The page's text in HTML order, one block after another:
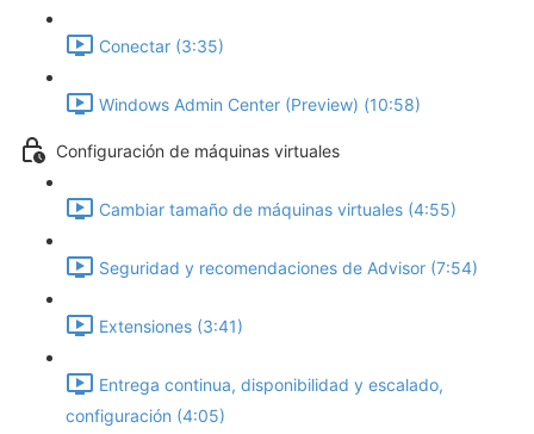
Conectar (3:35)
Windows Admin Center (Preview) (10:58)
Configuración de máquinas virtuales
Cambiar tamaño de máquinas virtuales (4:55)
Seguridad y recomendaciones de Advisor (7:54)
Extensiones (3:41)
Entrega continua, disponibilidad y escalado,
configuración (4:05)